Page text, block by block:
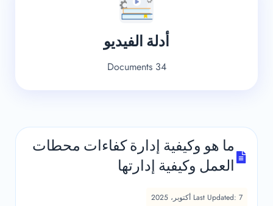
أدلة الفيديو
34 Documents
ما هو وكيفية إدارة كفاءات محطات
العمل وكيفية إدارتها
Last Updated: 7 أكتوبر، 2025